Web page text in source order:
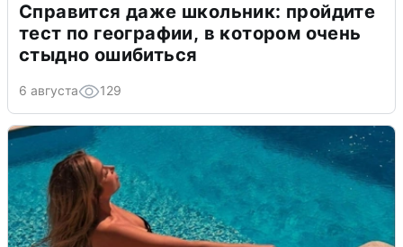
Справится даже школьник: пройдите
тест по географии, в котором очень
стыдно ошибиться
6 августа 129